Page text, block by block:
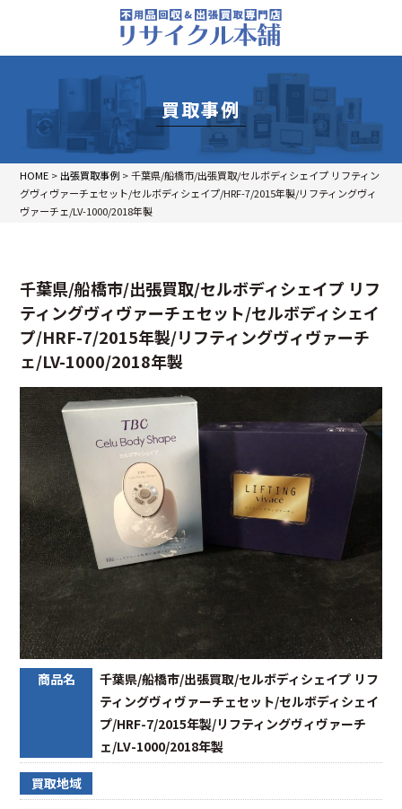
買取事例
HOME > 出張買取事例 >千葉県/船橋市/出張買取/セルボディシェイプ リフティン
グヴィヴァーチェセット/セルボディシェイプ/HRF-7/2015年製/リフティングヴィ
ヴァーチェ/LV-1000/2018年製
千葉県/船橋市/出張買取/セルボディシェイプ リフ
ティングヴィヴァーチェセット/セルボディシェイ
プ/HRF-7/2015年製/リフティングヴィヴァーチ
ェ/LV-1000/2018年製
商品名
千葉県/船橋市/出張買取/セルボディシェイプ リフ
ティングヴィヴァーチェセット/セルボディシェイ
プ/HRF-7/2015年製/リフティングヴィヴァーチ
ェ/LV-1000/2018年製
買取地域